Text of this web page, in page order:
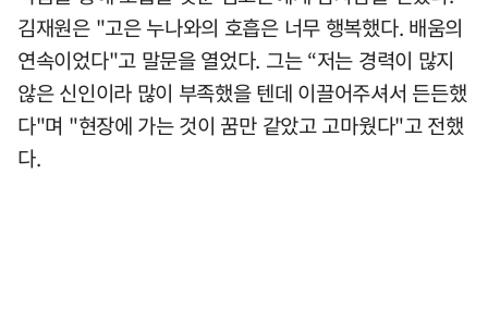
김재원은 "고은 누나와의 호흡은 너무 행복했다. 배움의
연속이었다"고 말문을 열었다. 그는 “저는 경력이 많지
않은 신인이라 많이 부족했을 텐데 이끌어주셔서 든든했
다"며 "현장에 가는 것이 꿈만 같았고 고마웠다"고 전했
다.